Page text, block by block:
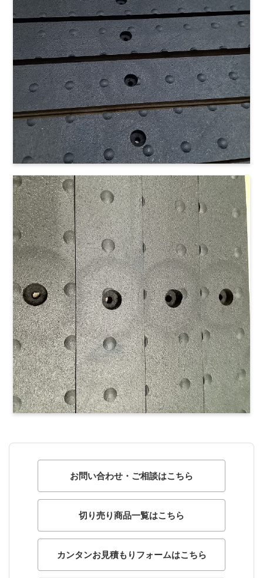
お問い合わせ・ご相談はこちら
切り売り商品一覧はこちら
カンタンお見積もりフォームはこちら